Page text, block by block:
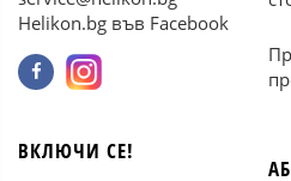
Helikon.bg във Facebook
ВКЛЮЧИ СЕ!